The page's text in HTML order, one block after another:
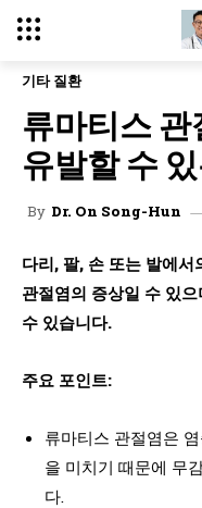
기타 질환
류마티스
유발할 수
By Dr. On Song-Hun
다리, 팔, 손 또는 발에
관절염의 증상일 수 있
수 있습니다.
주요 포인트:
류마티스 관절염은
을 미치기 때문에 무
다.